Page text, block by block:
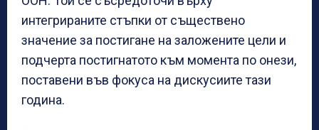
интегрираните стъпки от съществено
значение за постигане на заложените цели и
подчерта постигнатото към момента по онези,
поставени във фокуса на дискусиите тази
година.